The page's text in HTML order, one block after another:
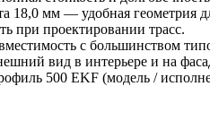
мм — удобная геометрия
при проектировании трасс.
с большинством
вид в интерьере и на
500 EKF (модель /